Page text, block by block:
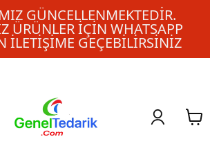
GÜNCELLENMEKTEDIR.
ÜRÜNLER IÇIN WHATSAPP
ILETIŞIME GEÇEBILIRSINIZ